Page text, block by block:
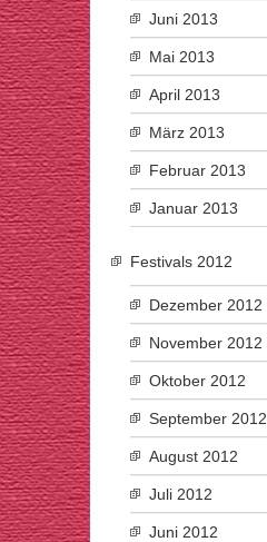
Juni 2013
Mai 2013
April 2013
März 2013
Februar 2013
Januar 2013
Festivals 2012
Dezember 2012
November 2012
Oktober 2012
September 2012
August 2012
Juli 2012
Juni 2012